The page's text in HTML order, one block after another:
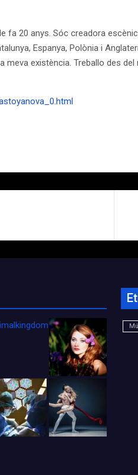
fa 20 anys. Sóc creadora
Espanya, Polònia i
meva existència. Treballo des